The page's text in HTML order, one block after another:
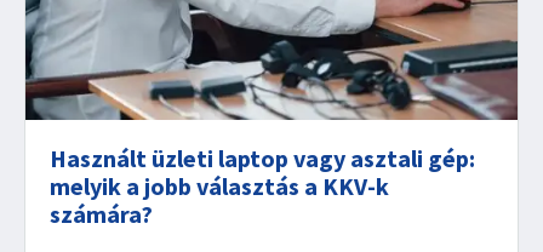
Használt üzleti laptop vagy asztali gép:
melyik a jobb választás a KKV-k
számára?